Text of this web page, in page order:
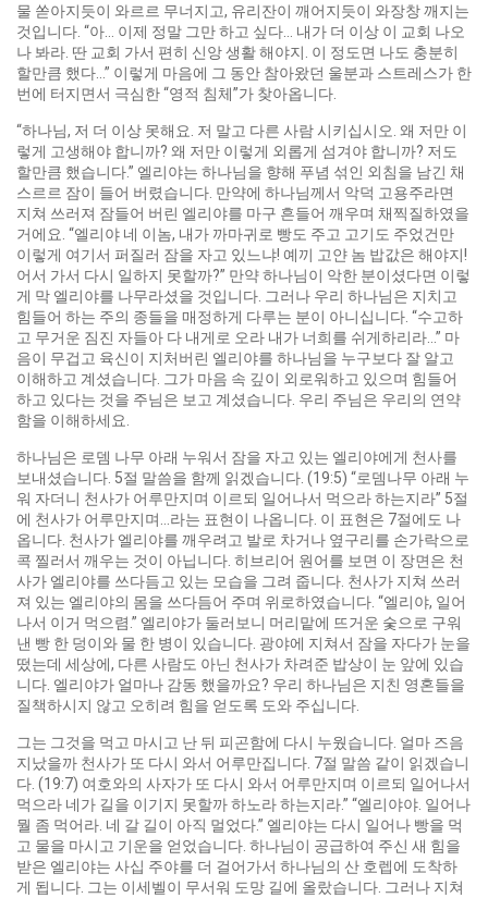
물 쏟아지듯이 와르르 무너지고, 유리잔이 깨어지듯이 와장창 깨지는
것입니다. “아… 이제 정말 그만 하고 싶다… 내가 더 이상 이 교회 나오
나 봐라. 딴 교회 가서 편히 신앙 생활 해야지. 이 정도면 나도 충분히
할만큼 했다…” 이렇게 마음에 그 동안 참아왔던 울분과 스트레스가 한
번에 터지면서 극심한 “영적 침체”가 찾아옵니다.
“하나님, 저 더 이상 못해요. 저 말고 다른 사람 시키십시오. 왜 저만 이
렇게 고생해야 합니까? 왜 저만 이렇게 외롭게 섬겨야 합니까? 저도
할만큼 했습니다.” 엘리야는 하나님을 향해 푸념 섞인 외침을 남긴 채
스르르 잠이 들어 버렸습니다. 만약에 하나님께서 악덕 고용주라면
지쳐 쓰러져 잠들어 버린 엘리야를 마구 흔들어 깨우며 채찍질하였을
거에요. “엘리야 네 이놈, 내가 까마귀로 빵도 주고 고기도 주었건만
이렇게 여기서 퍼질러 잠을 자고 있느냐! 예끼 고얀 놈 밥값은 해야지!
어서 가서 다시 일하지 못할까?” 만약 하나님이 악한 분이셨다면 이렇
게 막 엘리야를 나무라셨을 것입니다. 그러나 우리 하나님은 지치고
힘들어 하는 주의 종들을 매정하게 다루는 분이 아니십니다. “수고하
고 무거운 짐진 자들아 다 내게로 오라 내가 너희를 쉬게하리라…” 마
음이 무겁고 육신이 지처버린 엘리야를 하나님을 누구보다 잘 알고
이해하고 계셨습니다. 그가 마음 속 깊이 외로워하고 있으며 힘들어
하고 있다는 것을 주님은 보고 계셨습니다. 우리 주님은 우리의 연약
함을 이해하세요.
하나님은 로뎀 나무 아래 누워서 잠을 자고 있는 엘리야에게 천사를
보내셨습니다. 5절 말씀을 함께 읽겠습니다. (19:5) “로뎀나무 아래 누
워 자더니 천사가 어루만지며 이르되 일어나서 먹으라 하는지라” 5절
에 천사가 어루만지며…라는 표현이 나옵니다. 이 표현은 7절에도 나
옵니다. 천사가 엘리야를 깨우려고 발로 차거나 옆구리를 손가락으로
콕 찔러서 깨우는 것이 아닙니다. 히브리어 원어를 보면 이 장면은 천
사가 엘리야를 쓰다듬고 있는 모습을 그려 줍니다. 천사가 지쳐 쓰러
져 있는 엘리야의 몸을 쓰다듬어 주며 위로하였습니다. “엘리야, 일어
나서 이거 먹으렴.” 엘리야가 둘러보니 머리맡에 뜨거운 숯으로 구워
낸 빵 한 덩이와 물 한 병이 있습니다. 광야에 지쳐서 잠을 자다가 눈을
떴는데 세상에, 다른 사람도 아닌 천사가 차려준 밥상이 눈 앞에 있습
니다. 엘리야가 얼마나 감동 했을까요? 우리 하나님은 지친 영혼들을
질책하시지 않고 오히려 힘을 얻도록 도와 주십니다.
그는 그것을 먹고 마시고 난 뒤 피곤함에 다시 누웠습니다. 얼마 즈음
지났을까 천사가 또 다시 와서 어루만집니다. 7절 말씀 같이 읽겠습니
다. (19:7) 여호와의 사자가 또 다시 와서 어루만지며 이르되 일어나서
먹으라 네가 길을 이기지 못할까 하노라 하는지라.” “엘리야야. 일어나
뭘 좀 먹어라. 네 갈 길이 아직 멀었다.” 엘리야는 다시 일어나 빵을 먹
고 물을 마시고 기운을 얻었습니다. 하나님이 공급하여 주신 새 힘을
받은 엘리야는 사십 주야를 더 걸어가서 하나님의 산 호렙에 도착하
게 됩니다. 그는 이세벨이 무서워 도망 길에 올랐습니다. 그러나 지쳐